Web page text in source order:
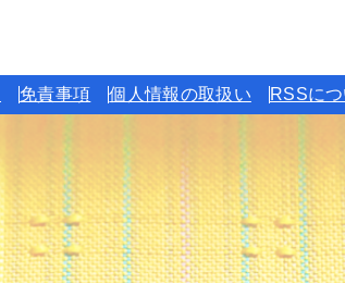
免責事項 個人情報の取扱い RSSに